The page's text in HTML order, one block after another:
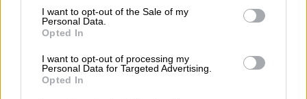
I want to opt-out of the Sale of my
Personal Data.
Opted In
I want to opt-out of processing my
Personal Data for Targeted Advertising.
Opted In
05.08.2026 - 12:33
Ε.Ε και παράνομη μετανάστευση: προτάσεις και δράσεις με
παρονομαστή το κοινό συμφέρον
05.08.2026 - 12:11